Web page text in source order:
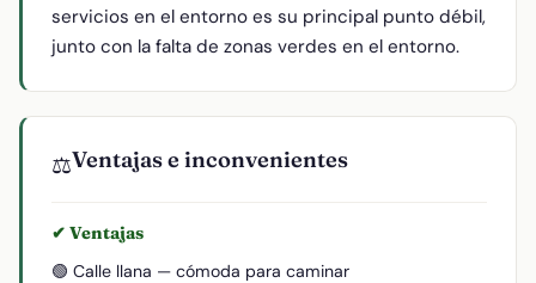
servicios en el entorno es su principal punto débil,
junto con la falta de zonas verdes en el entorno.
⚖️Ventajas e inconvenientes
✔ Ventajas
🟢 Calle llana — cómoda para caminar